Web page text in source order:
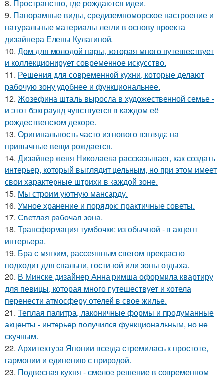
8. Пространство, где рождаются идеи.
9. Панорамные виды, средиземноморское настроение и
натуральные материалы легли в основу проекта
дизайнера Елены Кулагиной.
10. Дом для молодой пары, которая много путешествует
и коллекционирует современное искусство.
11. Решения для современной кухни, которые делают
рабочую зону удобнее и функциональнее.
12. Жозефина шталь выросла в художественной семье -
и этот бэкграунд чувствуется в каждом её
рождественском декоре.
13. Оригинальность часто из нового взгляда на
привычные вещи рождается.
14. Дизайнер женя Николаева рассказывает, как создать
интерьер, который выглядит цельным, но при этом имеет
свои характерные штрихи в каждой зоне.
15. Мы строим уютную мансарду.
16. Умное хранение и порядок: практичные советы.
17. Светлая рабочая зона.
18. Трансформация тумбочки: из обычной - в акцент
интерьера.
19. Бра с мягким, рассеянным светом прекрасно
подходит для спальни, гостиной или зоны отдыха.
20. В Минске дизайнер Анна римша оформила квартиру
для певицы, которая много путешествует и хотела
перенести атмосферу отелей в свое жилье.
21. Теплая палитра, лаконичные формы и продуманные
акценты - интерьер получился функциональным, но не
скучным.
22. Архитектура Японии всегда стремилась к простоте,
гармонии и единению с природой.
23. Подвесная кухня - смелое решение в современном